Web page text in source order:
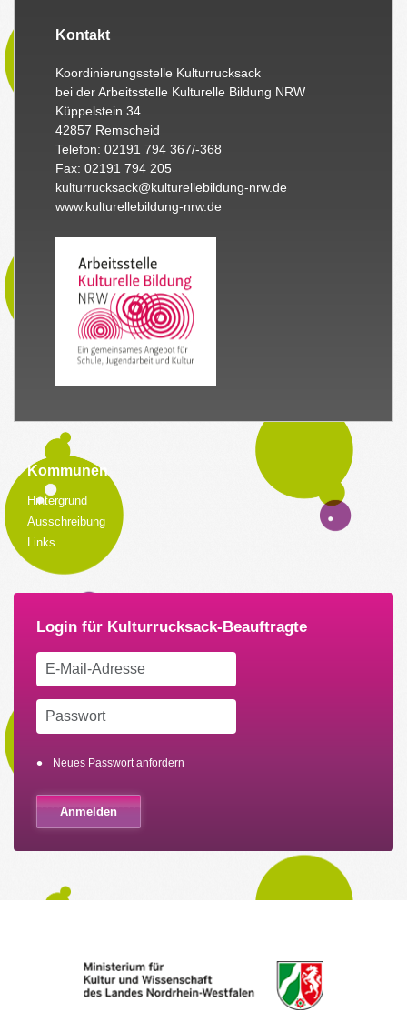
Kontakt
Koordinierungsstelle Kulturrucksack
bei der Arbeitsstelle Kulturelle Bildung NRW
Küppelstein 34
42857 Remscheid
Telefon: 02191 794 367/-368
Fax: 02191 794 205
kulturrucksack@kulturellebildung-nrw.de
www.kulturellebildung-nrw.de
Kommunen
Hintergrund
Ausschreibung
Links
Neues Passwort anfordern